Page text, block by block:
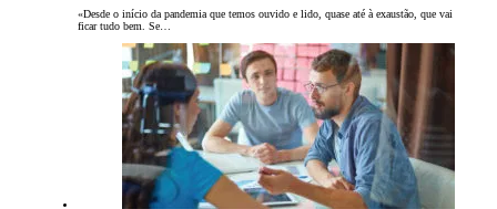
«Desde o início da pandemia que temos ouvido e lido, quase até à exaustão, que vai
ficar tudo bem. Se…